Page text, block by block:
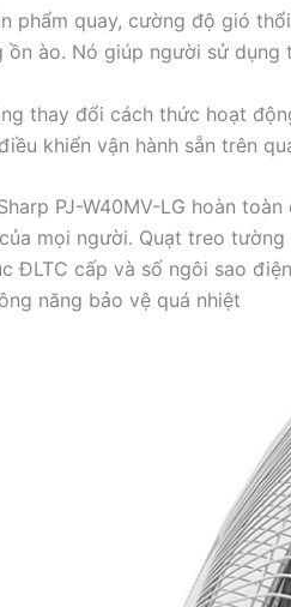
phẩm quay, cường độ gió
ồn ào. Nó giúp người sử
thay đổi cách thức hoạt
khiển vận hành sẵn trên
PJ-W40MV-LG hoàn
mọi người. Quạt treo tường
ĐLTC cấp và số ngôi sao
năng bảo vệ quá nhiệt